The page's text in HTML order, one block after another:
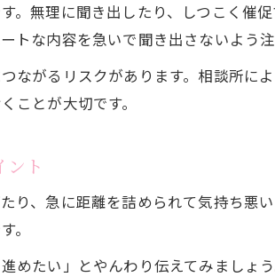
結婚相談所で失敗しないLINE交換の極
仮交際中のLINE交換で気を付けるポイ
LINE交換後のトラブルを回避する結婚
結婚相談所でのLINE返信頻度の最適解
無理に聞き出したり、しつこく催
な内容を急いで聞き出さないよう注
ながるリスクがあります。相談所に
ことが大切です。
ト
り、急に距離を詰められて気持ち悪
。
めたい」とやんわり伝えてみましょ